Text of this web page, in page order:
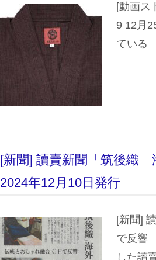
[動画ス
9 12月
ている
[新聞] 讀賣新聞「筑後織
2024年12月10日発行
[新聞]
で反響
した讀